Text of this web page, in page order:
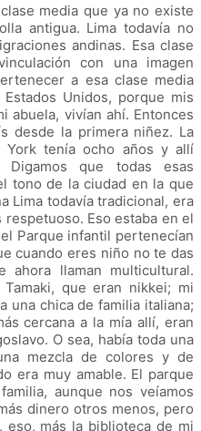
media que ya no existe
antigua. Lima todavía no
andinas. Esa clase
con una imagen
a esa clase media
Unidos, porque mis
abuela, vivían ahí. Entonces
desde la primera niñez. La
tenía ocho años y allí
que todas esas
tono de la ciudad en la que
Lima todavía tradicional, era
respetuoso. Eso estaba en el
Parque infantil pertenecían
cuando eres niño no te das
llaman multicultural.
que eran nikkei; mi
una chica de familia italiana;
cercana a la mía allí, eran
O sea, había toda una
mezcla de colores y de
era muy amable. El parque
aunque nos veíamos
dinero otros menos, pero
eso, más la biblioteca de mi